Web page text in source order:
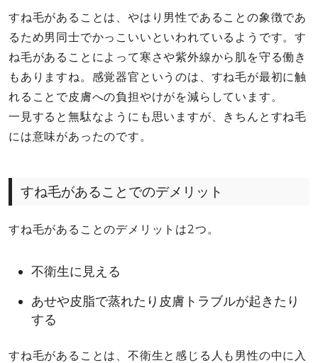
すね毛があることは、やはり男性であることの象徴であ
るため男同士でかっこいいといわれているようです。す
ね毛があることによって寒さや紫外線から肌を守る働き
もありますね。感覚器官というのは、すね毛が最初に触
れることで皮膚への負担やけがを減らしています。
一見すると無駄なようにも思いますが、きちんとすね毛
には意味があったのです。
すね毛があることでのデメリット
すね毛があることのデメリットは2つ。
不衛生に見える
あせや皮脂で蒸れたり皮膚トラブルが起きたり
する
すね毛があることは、不衛生と感じる人も男性の中に入